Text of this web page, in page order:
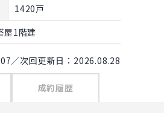
1420戸
屋1階建
／次回更新日：2026.08.28
成約履歴